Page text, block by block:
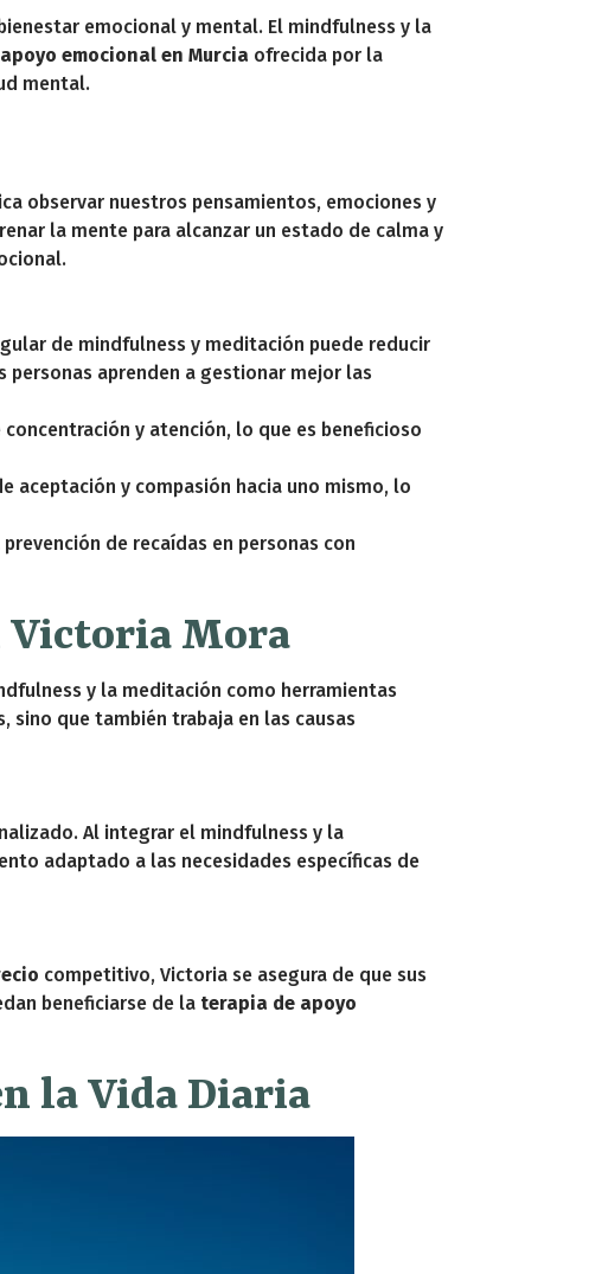
emocional y mental. El mindfulness y la
emocional en Murcia ofrecida por la
mental.
observar nuestros pensamientos, emociones y
la mente para alcanzar un estado de calma y
de mindfulness y meditación puede reducir
aprenden a gestionar mejor las
y atención, lo que es beneficioso
aceptación y compasión hacia uno mismo, lo
de recaídas en personas con
Victoria Mora
y la meditación como herramientas
que también trabaja en las causas
Al integrar el mindfulness y la
adaptado a las necesidades específicas de
competitivo, Victoria se asegura de que sus
beneficiarse de la terapia de apoyo
la Vida Diaria